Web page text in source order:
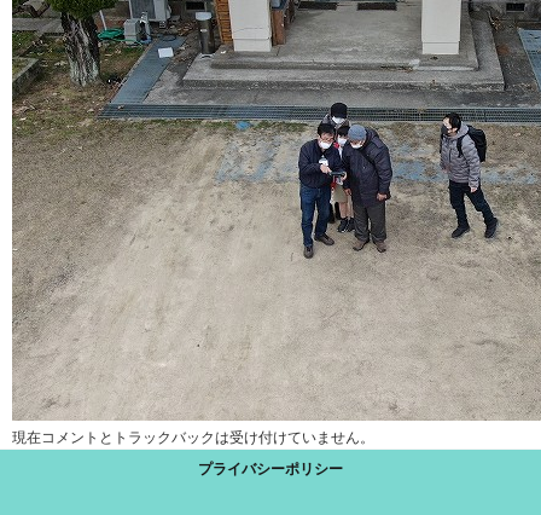
現在コメントとトラックバックは受け付けていません。
プライバシーポリシー